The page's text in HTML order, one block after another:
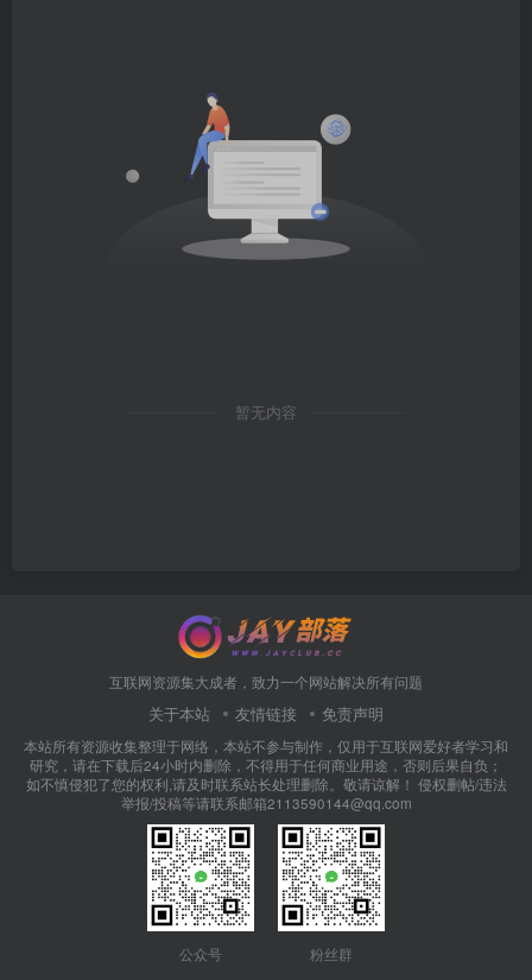
暂无内容
互联网资源集大成者，致力一个网站解决所有问题
关于本站 友情链接 免责声明
本站所有资源收集整理于网络，本站不参与制作，仅用于互联网爱好者学习和
研究，请在下载后24小时内删除，不得用于任何商业用途，否则后果自负；
如不慎侵犯了您的权利,请及时联系站长处理删除。敬请谅解！ 侵权删帖/违法
举报/投稿等请联系邮箱2113590144@qq.com
公众号 粉丝群